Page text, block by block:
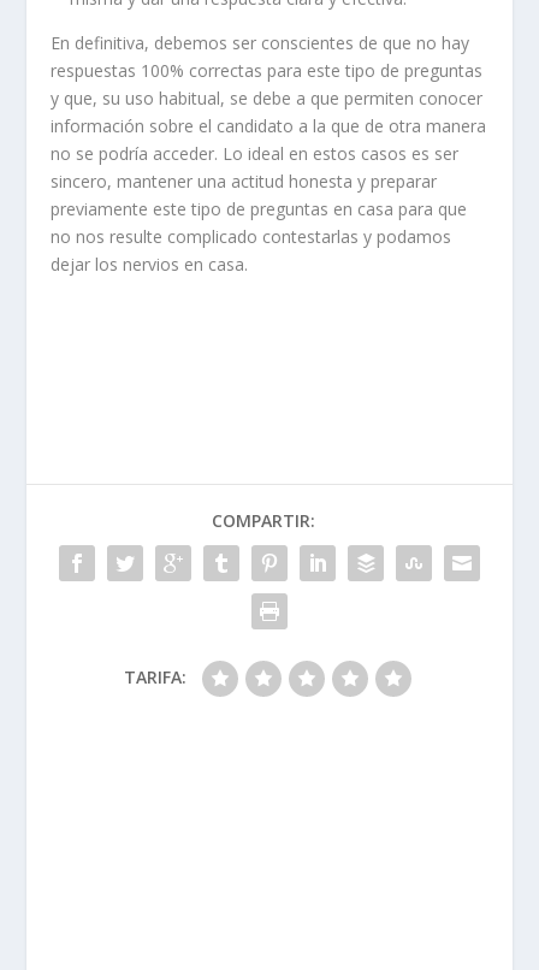
En definitiva, debemos ser conscientes de que no hay
respuestas 100% correctas para este tipo de preguntas
y que, su uso habitual, se debe a que permiten conocer
información sobre el candidato a la que de otra manera
no se podría acceder. Lo ideal en estos casos es ser
sincero, mantener una actitud honesta y preparar
previamente este tipo de preguntas en casa para que
no nos resulte complicado contestarlas y podamos
dejar los nervios en casa.
COMPARTIR:
TARIFA: